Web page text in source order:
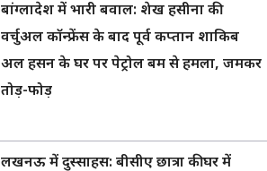
बांग्लादेश में भारी बवाल: शेख हसीना की
वर्चुअल कॉन्फ्रेंस के बाद पूर्व कप्तान शाकिब
अल हसन के घर पर पेट्रोल बम से हमला, जमकर
तोड़-फोड़
लखनऊ में दुस्साहस: बीसीए छात्रा की घर में